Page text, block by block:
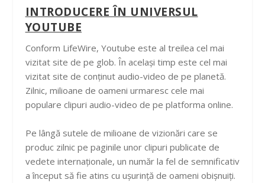
INTRODUCERE ÎN UNIVERSUL
YOUTUBE
Conform LifeWire, Youtube este al treilea cel mai
vizitat site de pe glob. În același timp este cel mai
vizitat site de conținut audio-video de pe planetă.
Zilnic, milioane de oameni urmaresc cele mai
populare clipuri audio-video de pe platforma online.
Pe lângă sutele de milioane de vizionări care se
produc zilnic pe paginile unor clipuri publicate de
vedete internaționale, un număr la fel de semnificativ
a început să fie atins cu ușurință de oameni obișnuiți.